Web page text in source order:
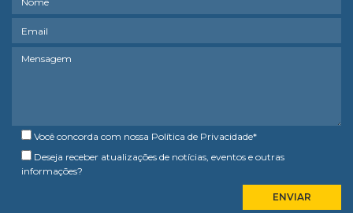
Você concorda com nossa Política de Privacidade*
Deseja receber atualizações de notícias, eventos e outras
informações?